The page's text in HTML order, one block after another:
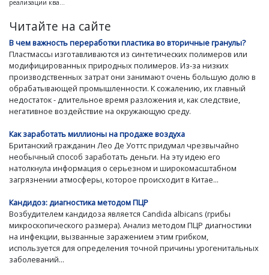
реализации ква...
Читайте на сайте
В чем важность переработки пластика во вторичные гранулы?
Пластмассы изготавливаются из синтетических полимеров или
модифицированных природных полимеров. Из-за низких
производственных затрат они занимают очень большую долю в
обрабатывающей промышленности. К сожалению, их главный
недостаток - длительное время разложения и, как следствие,
негативное воздействие на окружающую среду.
Как заработать миллионы на продаже воздуха
Британский гражданин Лео Де Уоттс придумал чрезвычайно
необычный способ заработать деньги. На эту идею его
натолкнула информация о серьезном и широкомасштабном
загрязнении атмосферы, которое происходит в Китае...
Кандидоз: диагностика методом ПЦР
Возбудителем кандидоза является Candida albicans (грибы
микроскопического размера). Анализ методом ПЦР диагностики
на инфекции, вызванные заражением этим грибком,
используется для определения точной причины урогенитальных
заболеваний...